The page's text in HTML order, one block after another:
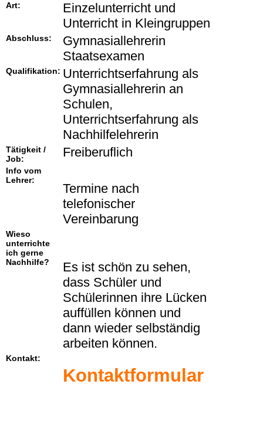
Art:
Einzelunterricht und
Unterricht in Kleingruppen
Abschluss:
Gymnasiallehrerin
Staatsexamen
Qualifikation: Unterrichtserfahrung als
Gymnasiallehrerin an
Schulen,
Unterrichtserfahrung als
Nachhilfelehrerin
Tätigkeit /
Job:
Freiberuflich
Info vom
Lehrer:
Termine nach
telefonischer
Vereinbarung
Wieso
unterrichte
ich gerne
Nachhilfe?
Es ist schön zu sehen,
dass Schüler und
Schülerinnen ihre Lücken
auffüllen können und
dann wieder selbständig
arbeiten können.
Kontakt:
Kontaktformular